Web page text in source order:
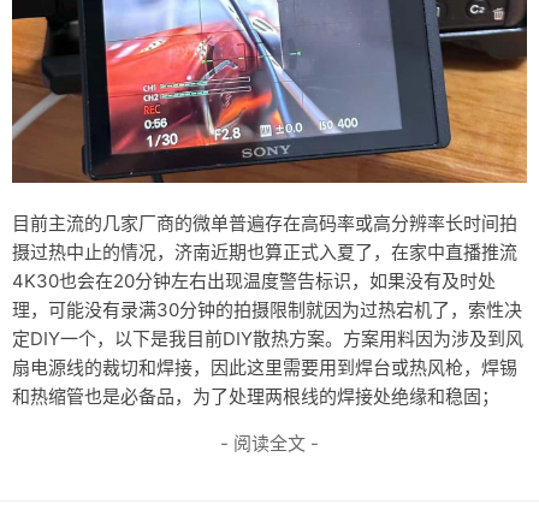
目前主流的几家厂商的微单普遍存在高码率或高分辨率长时间拍
摄过热中止的情况，济南近期也算正式入夏了，在家中直播推流
4K30也会在20分钟左右出现温度警告标识，如果没有及时处
理，可能没有录满30分钟的拍摄限制就因为过热宕机了，索性决
定DIY一个，以下是我目前DIY散热方案。方案用料因为涉及到风
扇电源线的裁切和焊接，因此这里需要用到焊台或热风枪，焊锡
和热缩管也是必备品，为了处理两根线的焊接处绝缘和稳固；
- 阅读全文 -